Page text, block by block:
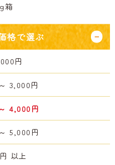
箱
格で選ぶ
円
3,000円
4,000円
5,000円
以上